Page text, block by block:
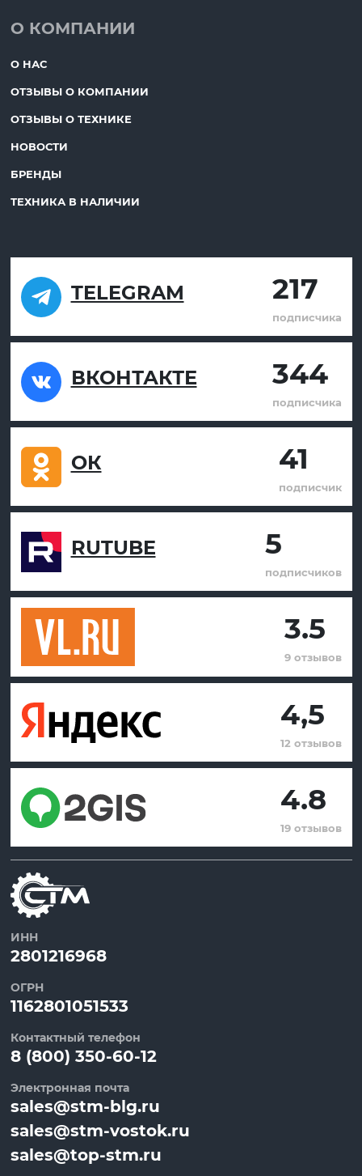
О КОМПАНИИ
О НАС
ОТЗЫВЫ О КОМПАНИИ
ОТЗЫВЫ О ТЕХНИКЕ
НОВОСТИ
БРЕНДЫ
ТЕХНИКА В НАЛИЧИИ
TELEGRAM 217
подписчика
ВКОНТАКТЕ 344
подписчика
ОК 41
подписчик
RUTUBE 5
подписчиков
3.5
9 отзывов
4,5
12 отзывов
4.8
19 отзывов
ИНН
2801216968
ОГРН
1162801051533
Контактный телефон
8 (800) 350-60-12
Электронная почта
sales@stm-blg.ru
sales@stm-vostok.ru
sales@top-stm.ru